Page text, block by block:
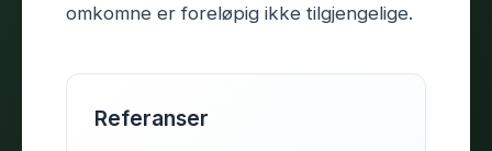
omkomne er foreløpig ikke tilgjengelige.
Referanser